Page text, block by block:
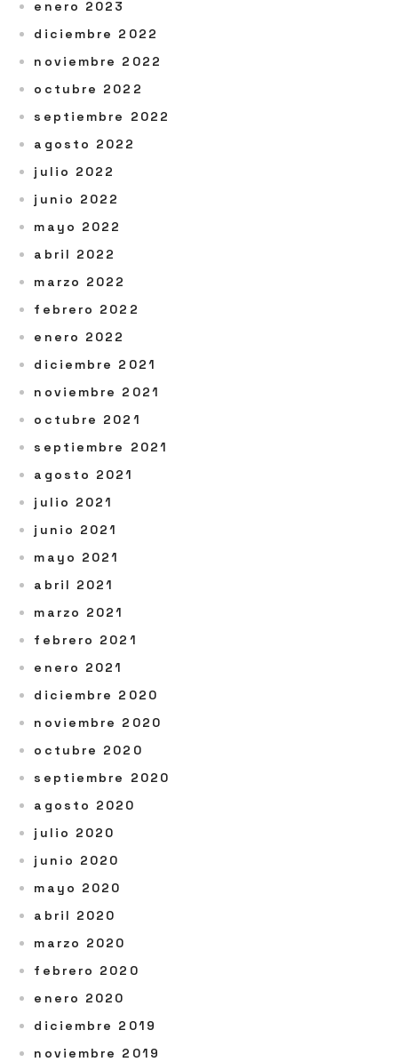
enero 2023
diciembre 2022
noviembre 2022
octubre 2022
septiembre 2022
agosto 2022
julio 2022
junio 2022
mayo 2022
abril 2022
marzo 2022
febrero 2022
enero 2022
diciembre 2021
noviembre 2021
octubre 2021
septiembre 2021
agosto 2021
julio 2021
junio 2021
mayo 2021
abril 2021
marzo 2021
febrero 2021
enero 2021
diciembre 2020
noviembre 2020
octubre 2020
septiembre 2020
agosto 2020
julio 2020
junio 2020
mayo 2020
abril 2020
marzo 2020
febrero 2020
enero 2020
diciembre 2019
noviembre 2019